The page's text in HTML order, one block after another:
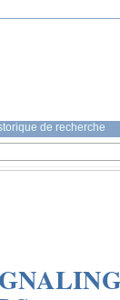
de recherche